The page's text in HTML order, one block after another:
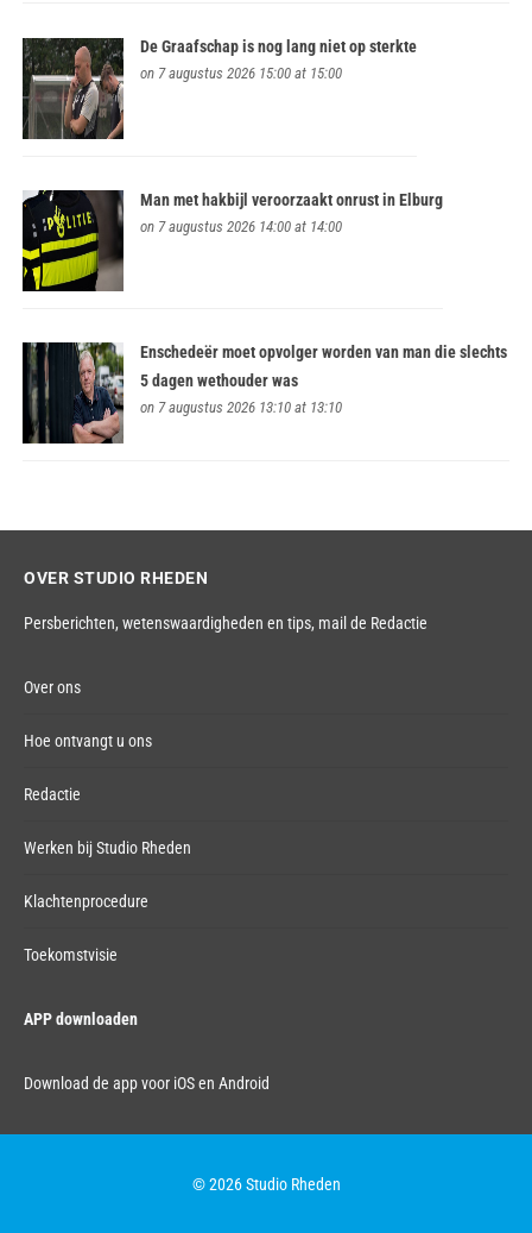
De Graafschap is nog lang niet op sterkte
on 7 augustus 2026 15:00 at 15:00
Man met hakbijl veroorzaakt onrust in Elburg
on 7 augustus 2026 14:00 at 14:00
Enschedeër moet opvolger worden van man die slechts
5 dagen wethouder was
on 7 augustus 2026 13:10 at 13:10
OVER STUDIO RHEDEN
Persberichten, wetenswaardigheden en tips, mail de Redactie
Over ons
Hoe ontvangt u ons
Redactie
Werken bij Studio Rheden
Klachtenprocedure
Toekomstvisie
APP downloaden
Download de app voor iOS en Android
© 2026 Studio Rheden